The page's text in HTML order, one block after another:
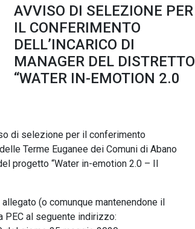
AVVISO DI SELEZIONE PER
IL CONFERIMENTO
DELL’INCARICO DI
MANAGER DEL DISTRETTO
“WATER IN-EMOTION 2.0
di selezione per il conferimento
Terme Euganee dei Comuni di Abano
progetto “Water in-emotion 2.0 – Il
(o comunque mantenendone il
al seguente indirizzo: